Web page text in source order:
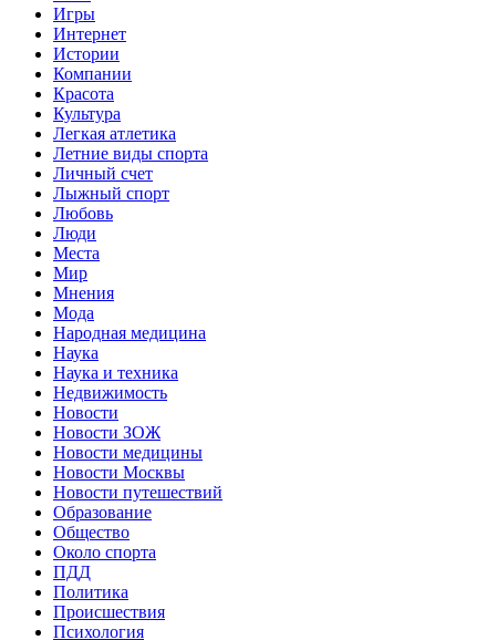
Игры
Интернет
Истории
Компании
Красота
Культура
Легкая атлетика
Летние виды спорта
Личный счет
Лыжный спорт
Любовь
Люди
Места
Мир
Мнения
Мода
Народная медицина
Наука
Наука и техника
Недвижимость
Новости
Новости ЗОЖ
Новости медицины
Новости Москвы
Новости путешествий
Образование
Общество
Около спорта
ПДД
Политика
Происшествия
Психология